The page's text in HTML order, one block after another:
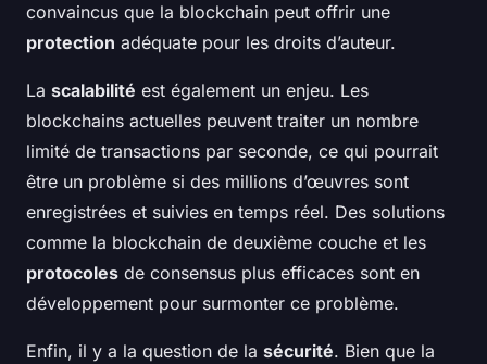
convaincus que la blockchain peut offrir une
protection adéquate pour les droits d’auteur.
La scalabilité est également un enjeu. Les
blockchains actuelles peuvent traiter un nombre
limité de transactions par seconde, ce qui pourrait
être un problème si des millions d’œuvres sont
enregistrées et suivies en temps réel. Des solutions
comme la blockchain de deuxième couche et les
protocoles de consensus plus efficaces sont en
développement pour surmonter ce problème.
Enfin, il y a la question de la sécurité. Bien que la